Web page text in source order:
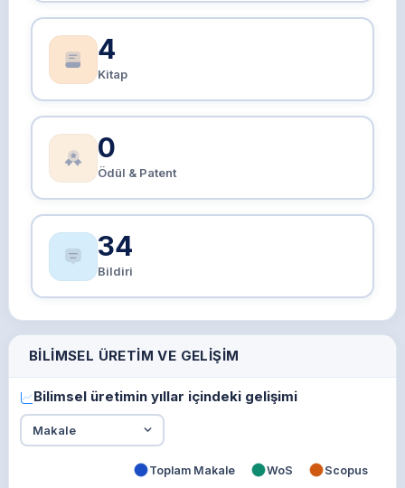
4
Kitap
0
Ödül & Patent
34
Bildiri
BILIMSEL ÜRETIM VE GELIŞIM
Bilimsel üretimin yıllar içindeki gelişimi
Toplam Makale WoS Scopus